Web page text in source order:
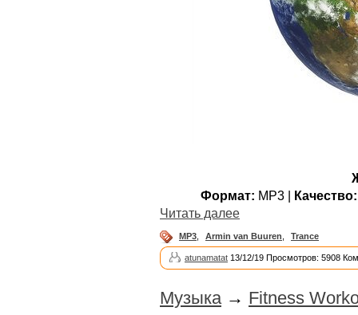
Формат: MP3 | Качество:
Читать далее
MP3 Armin van Buuren Trance
atunamatat 13/12/19 Просмотров: 5908
Музыка→ Fitness